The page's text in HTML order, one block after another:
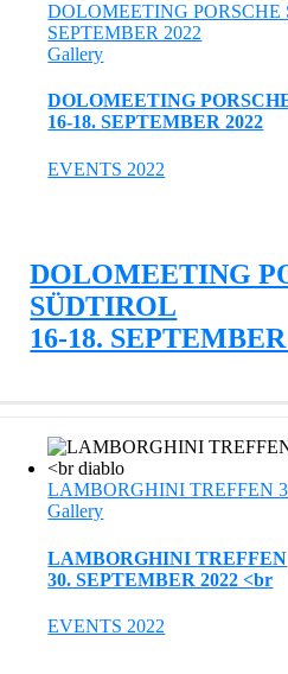
DOLOMEETING PORSCHE
SEPTEMBER 2022
Gallery
DOLOMEETING
16-18. SEPTEMBER 2022
EVENTS 2022
DOLOMEETING
SÜDTIROL
16-18. SEPTEMBER
LAMBORGHINI TREFFEN
Gallery
LAMBORGHINI TREFFEN
30. SEPTEMBER 2022 <br
EVENTS 2022